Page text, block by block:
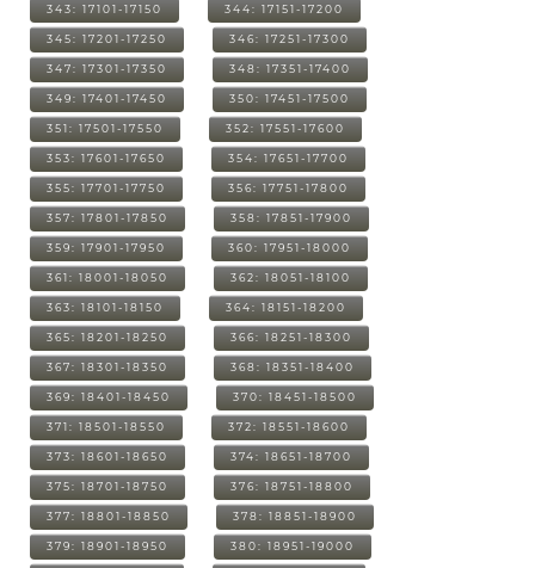
343: 17101-17150 344: 17151-17200
345: 17201-17250 346: 17251-17300
347: 17301-17350 348: 17351-17400
349: 17401-17450 350: 17451-17500
351: 17501-17550 352: 17551-17600
353: 17601-17650 354: 17651-17700
355: 17701-17750 356: 17751-17800
357: 17801-17850 358: 17851-17900
359: 17901-17950 360: 17951-18000
361: 18001-18050 362: 18051-18100
363: 18101-18150 364: 18151-18200
365: 18201-18250 366: 18251-18300
367: 18301-18350 368: 18351-18400
369: 18401-18450 370: 18451-18500
371: 18501-18550 372: 18551-18600
373: 18601-18650 374: 18651-18700
375: 18701-18750 376: 18751-18800
377: 18801-18850 378: 18851-18900
379: 18901-18950 380: 18951-19000